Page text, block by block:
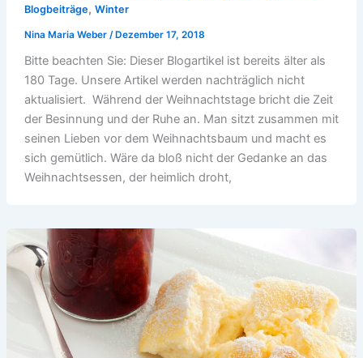
Blogbeiträge, Winter
Nina Maria Weber /Dezember 17, 2018
Bitte beachten Sie: Dieser Blogartikel ist bereits älter als
180 Tage. Unsere Artikel werden nachträglich nicht
aktualisiert. Während der Weihnachtstage bricht die Zeit
der Besinnung und der Ruhe an. Man sitzt zusammen mit
seinen Lieben vor dem Weihnachtsbaum und macht es
sich gemütlich. Wäre da bloß nicht der Gedanke an das
Weihnachtsessen, der heimlich droht,